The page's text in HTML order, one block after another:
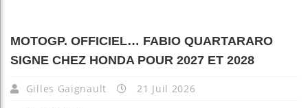
MOTOGP. OFFICIEL… FABIO QUARTARARO
SIGNE CHEZ HONDA POUR 2027 ET 2028
Gilles Gaignault 21 Juil 2026